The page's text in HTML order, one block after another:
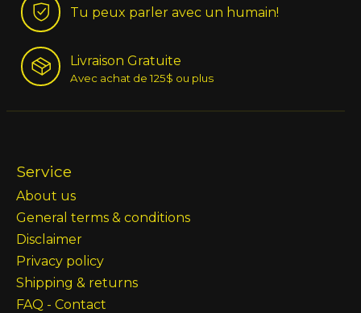
Tu peux parler avec un humain!
Livraison Gratuite
Avec achat de 125$ ou plus
Service
About us
General terms & conditions
Disclaimer
Privacy policy
Shipping & returns
FAQ - Contact